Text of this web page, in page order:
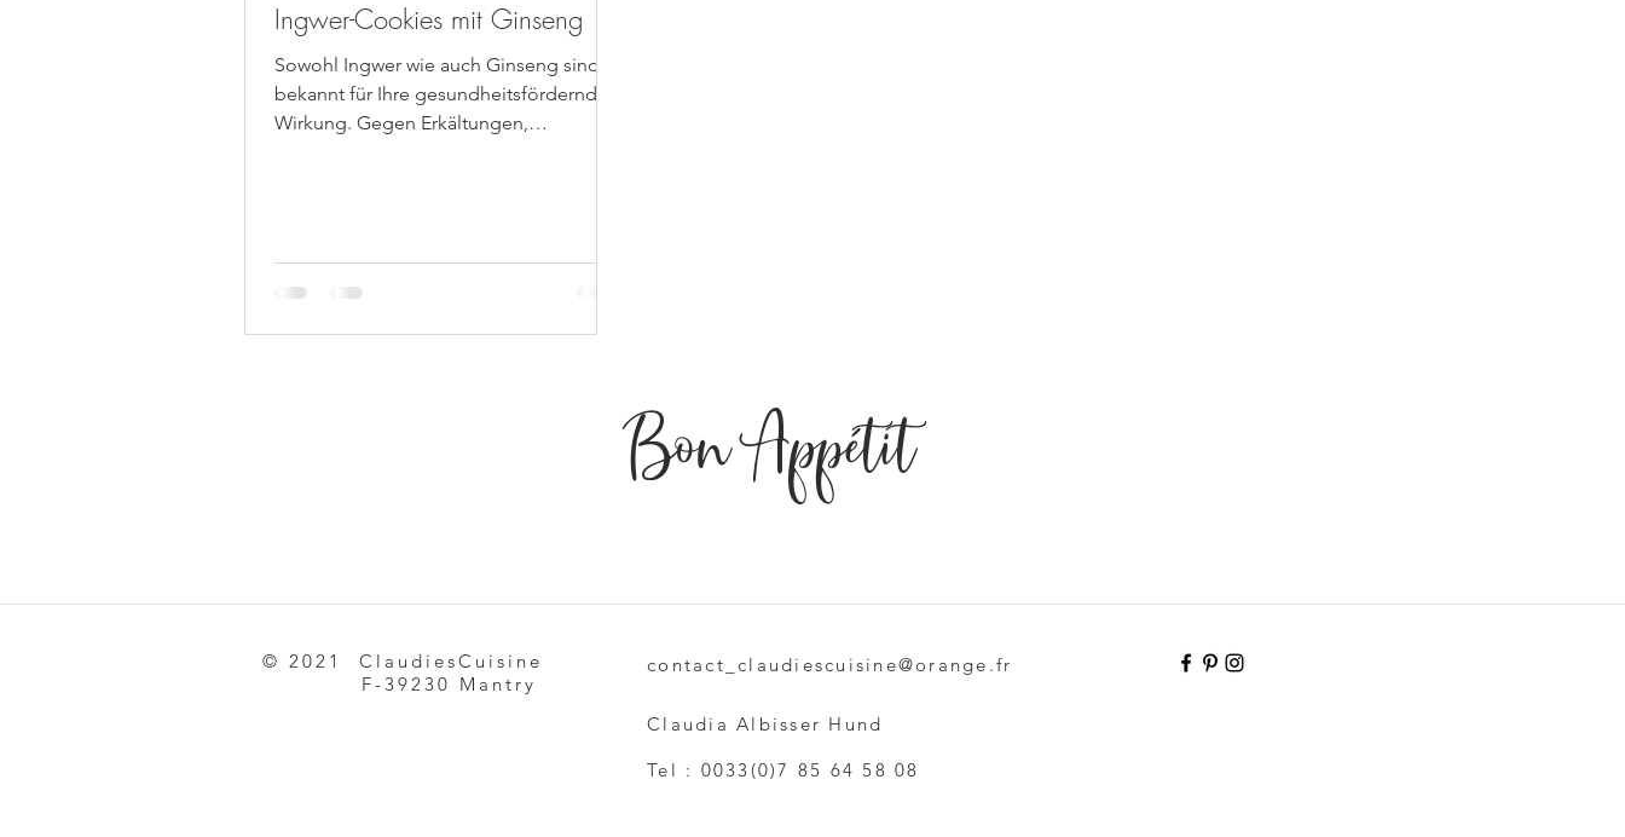
Ingwer-Cookies mit Ginseng
Sowohl Ingwer wie auch Ginseng sind
bekannt für Ihre gesundheitsfördernde
Wirkung. Gegen Erkältungen,
Bon Appétit
© 2021 ClaudiesCuisine
F-39230 Mantry
contact_claudiescuisine@orange.fr
Claudia Albisser Hund
Tel : 0033(0)7 85 64 58 08